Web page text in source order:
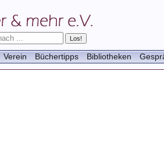
Verein Büchertipps Bibliotheken